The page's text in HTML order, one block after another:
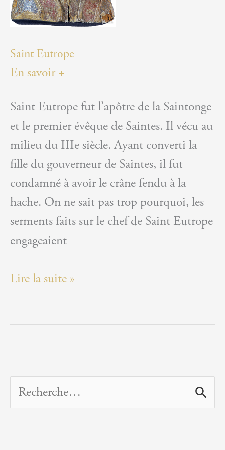
Saint Eutrope
En savoir +
Saint Eutrope fut l’apôtre de la Saintonge
et le premier évêque de Saintes. Il vécu au
milieu du IIIe siècle. Ayant converti la
fille du gouverneur de Saintes, il fut
condamné à avoir le crâne fendu à la
hache. On ne sait pas trop pourquoi, les
serments faits sur le chef de Saint Eutrope
engageaient
Saint
Lire la suite »
e